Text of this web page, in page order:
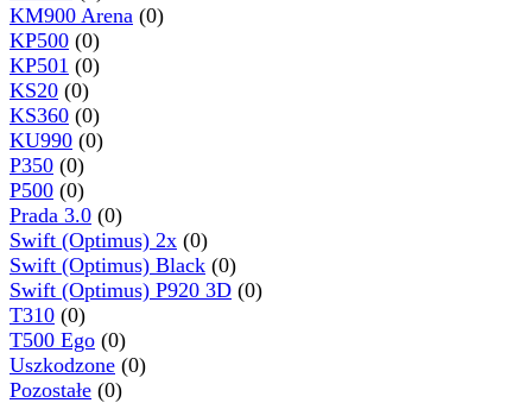
KM900 Arena (0)
KP500 (0)
KP501 (0)
KS20 (0)
KS360 (0)
KU990 (0)
P350 (0)
P500 (0)
Prada 3.0 (0)
Swift (Optimus) 2x (0)
Swift (Optimus) Black (0)
Swift (Optimus) P920 3D (0)
T310 (0)
T500 Ego (0)
Uszkodzone (0)
Pozostałe (0)